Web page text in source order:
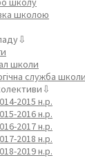
школою
школи
служба школи
2015 н.р.
2016 н.р.
2017 н.р.
2018 н.р.
2019 н.р.